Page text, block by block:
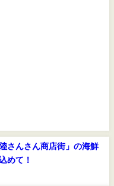
さんさん商店街」の海鮮
めて！